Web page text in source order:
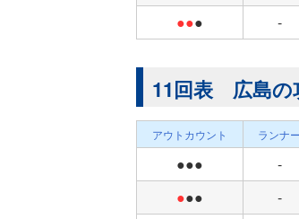
●●● -
11回表 広島の
アウトカウント ランナー
●●● -
●●● -